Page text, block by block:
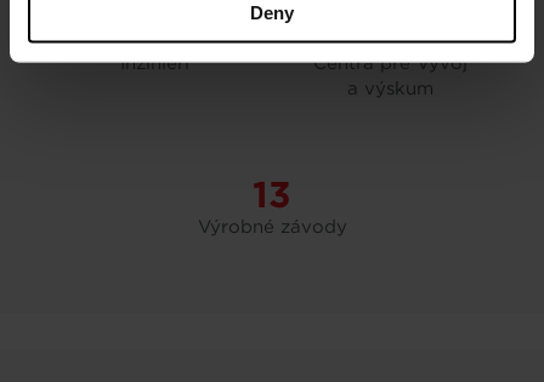
Deny
~1.250
Inžinieri
5
Centrá pre Vývoj
a výskum
13
Výrobné závody